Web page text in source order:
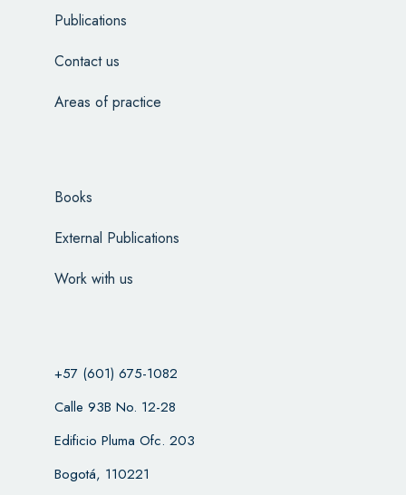
Publications
Contact us
Areas of practice
Books
External Publications
Work with us
+57 (601) 675-1082
Calle 93B No. 12-28
Edificio Pluma Ofc. 203
Bogotá, 110221